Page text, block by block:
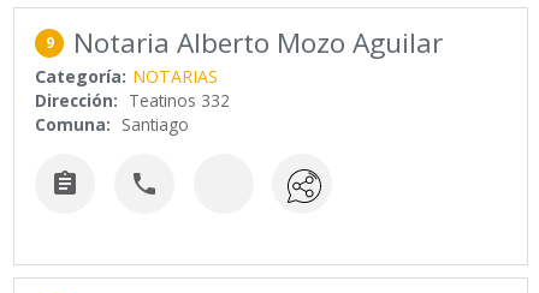
9 Notaria Alberto Mozo Aguilar
Categoría: NOTARIAS
Dirección: Teatinos 332
Comuna: Santiago
 